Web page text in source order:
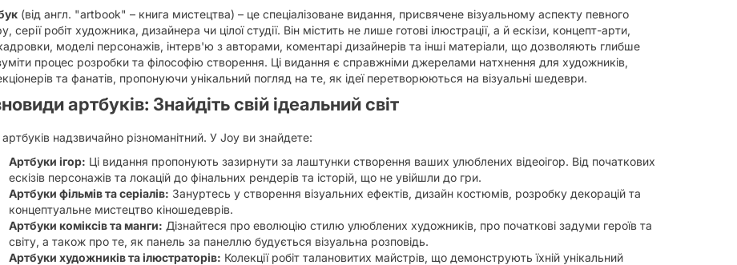
(від англ. "artbook" – книга мистецтва) – це спеціалізоване видання, присвячене візуальному аспекту певного
серії робіт художника, дизайнера чи цілої студії. Він містить не лише готові ілюстрації, а й ескізи, концепт-арти,
моделі персонажів, інтерв'ю з авторами, коментарі дизайнерів та інші матеріали, що дозволяють глибше
процес розробки та філософію створення. Ці видання є справжніми джерелами натхнення для художників,
та фанатів, пропонуючи унікальний погляд на те, як ідеї перетворюються на візуальні шедеври.
артбуків: Знайдіть свій ідеальний світ
артбуків надзвичайно різноманітний. У Joy ви знайдете:
Артбуки ігор: Ці видання пропонують зазирнути за лаштунки створення ваших улюблених відеоігор. Від початкових
ескізів персонажів та локацій до фінальних рендерів та історій, що не увійшли до гри.
Артбуки фільмів та серіалів: Зануртесь у створення візуальних ефектів, дизайн костюмів, розробку декорацій та
концептуальне мистецтво кіношедеврів.
Артбуки коміксів та манги: Дізнайтеся про еволюцію стилю улюблених художників, про початкові задуми героїв та
світу, а також про те, як панель за панеллю будується візуальна розповідь.
Артбуки художників та ілюстраторів: Колекції робіт талановитих майстрів, що демонструють їхній унікальний